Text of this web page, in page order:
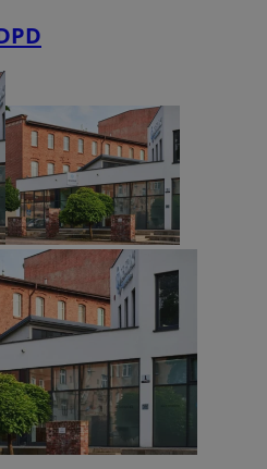
umożliwiają korzystanie z podstawowych
ze strony internetowej.
Provider/
Domena
sosnowiecki.pl
sosnowiecki.pl
sosnowiecki.pl